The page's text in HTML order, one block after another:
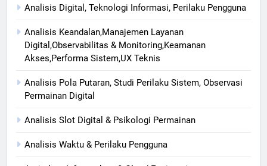
Analisis Digital, Teknologi Informasi, Perilaku Pengguna
Analisis Keandalan,Manajemen Layanan
Digital,Observabilitas & Monitoring,Keamanan
Akses,Performa Sistem,UX Teknis
Analisis Pola Putaran, Studi Perilaku Sistem, Observasi
Permainan Digital
Analisis Slot Digital & Psikologi Permainan
Analisis Waktu & Perilaku Pengguna